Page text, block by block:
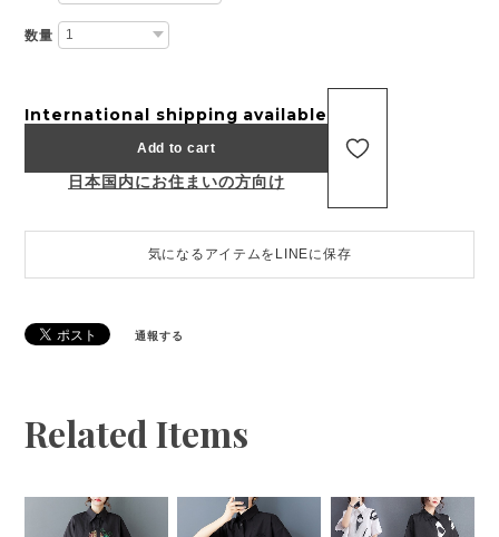
数量
International shipping available
Add to cart
日本国内にお住まいの方向け
気になるアイテムをLINEに保存
通報する
Related Items